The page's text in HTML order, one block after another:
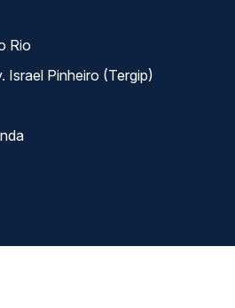
Rio
Israel Pinheiro (Tergip)